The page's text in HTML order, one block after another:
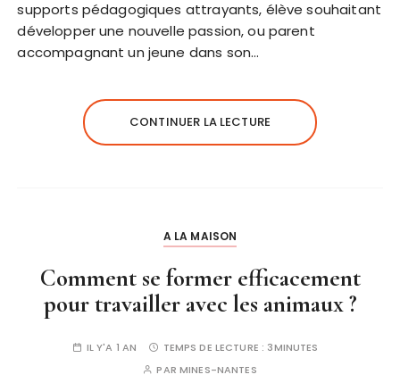
supports pédagogiques attrayants, élève souhaitant
développer une nouvelle passion, ou parent
accompagnant un jeune dans son…
CONTINUER LA LECTURE
A LA MAISON
Comment se former efficacement
pour travailler avec les animaux ?
IL Y'A 1 AN TEMPS DE LECTURE : 3MINUTES
PAR MINES-NANTES